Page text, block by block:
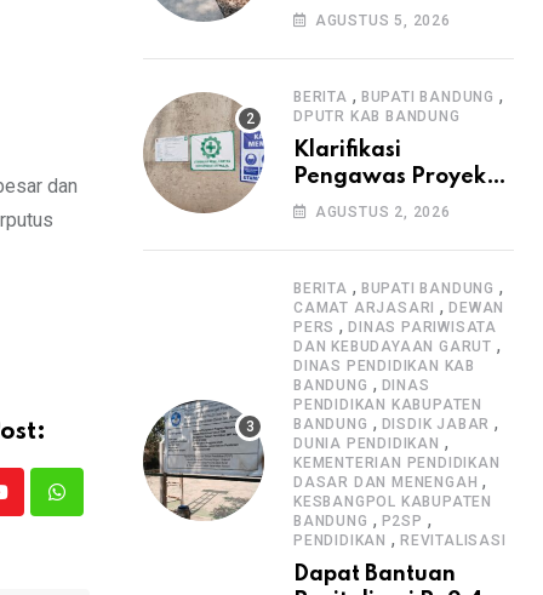
dan
Whatsapp
Rawabogo Disorot
Tanpa Papan
Informasi Proyek
AGUSTUS 5, 2026
BERITA , BUPATI BANDUNG ,
DPUTR KAB BANDUNG
Klarifikasi
Pengawas Proyek
Citiis Terkait
Pengawasan K3
AGUSTUS 2, 2026
BERITA , BUPATI BANDUNG ,
CAMAT ARJASARI ,DEWAN
PERS ,DINAS PARIWISATA
DAN KEBUDAYAAN GARUT ,
DINAS PENDIDIKAN KAB
BANDUNG , DINAS
PENDIDIKAN KABUPATEN
BANDUNG , DISDIK JABAR ,
DUNIA PENDIDIKAN ,
KEMENTERIAN PENDIDIKAN
DASAR DAN MENENGAH ,
KESBANGPOL KABUPATEN
BANDUNG , P2SP ,
PENDIDIKAN , REVITALISASI
Dapat Bantuan